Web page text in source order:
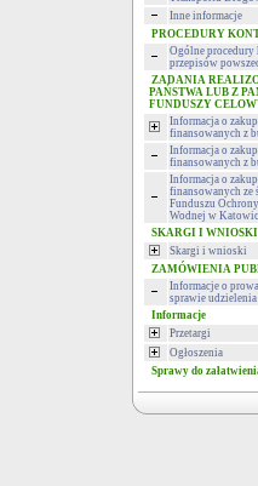
Inne informacje
PROCEDURY
Ogólne
przepisów
ZADANIA
PAŃSTWA LUB Z
FUNDUSZY
Informacja o
finansowanych z
Informacja o
finansowanych z
Informacja o
finansowanych ze
Funduszu
Wodnej w
SKARGI I WNIOSKI
Skargi i wnioski
ZAMÓWIENIA
Informacje o
sprawie
Informacje
Przetargi
Ogłoszenia
Sprawy do